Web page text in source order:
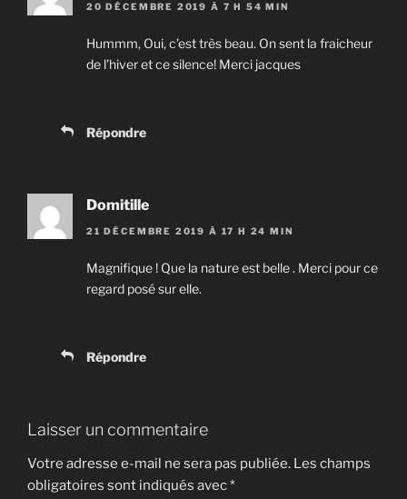
20 DÉCEMBRE 2019 À 7 H 54 MIN
Hummm, Oui, c’est très beau. On sent la fraicheur
de l’hiver et ce silence! Merci jacques
Répondre
Domitille
21 DÉCEMBRE 2019 À 17 H 24 MIN
Magnifique ! Que la nature est belle . Merci pour ce
regard posé sur elle.
Répondre
Laisser un commentaire
Votre adresse e-mail ne sera pas publiée. Les champs
obligatoires sont indiqués avec*